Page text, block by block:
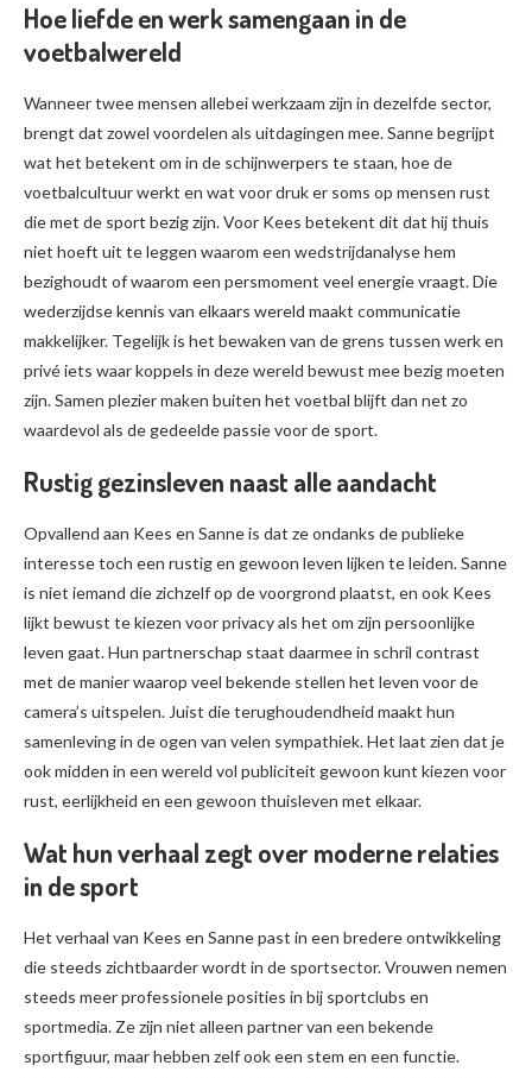
Hoe liefde en werk samengaan in de
voetbalwereld
Wanneer twee mensen allebei werkzaam zijn in dezelfde sector,
brengt dat zowel voordelen als uitdagingen mee. Sanne begrijpt
wat het betekent om in de schijnwerpers te staan, hoe de
voetbalcultuur werkt en wat voor druk er soms op mensen rust
die met de sport bezig zijn. Voor Kees betekent dit dat hij thuis
niet hoeft uit te leggen waarom een wedstrijdanalyse hem
bezighoudt of waarom een persmoment veel energie vraagt. Die
wederzijdse kennis van elkaars wereld maakt communicatie
makkelijker. Tegelijk is het bewaken van de grens tussen werk en
privé iets waar koppels in deze wereld bewust mee bezig moeten
zijn. Samen plezier maken buiten het voetbal blijft dan net zo
waardevol als de gedeelde passie voor de sport.
Rustig gezinsleven naast alle aandacht
Opvallend aan Kees en Sanne is dat ze ondanks de publieke
interesse toch een rustig en gewoon leven lijken te leiden. Sanne
is niet iemand die zichzelf op de voorgrond plaatst, en ook Kees
lijkt bewust te kiezen voor privacy als het om zijn persoonlijke
leven gaat. Hun partnerschap staat daarmee in schril contrast
met de manier waarop veel bekende stellen het leven voor de
camera’s uitspelen. Juist die terughoudendheid maakt hun
samenleving in de ogen van velen sympathiek. Het laat zien dat je
ook midden in een wereld vol publiciteit gewoon kunt kiezen voor
rust, eerlijkheid en een gewoon thuisleven met elkaar.
Wat hun verhaal zegt over moderne relaties
in de sport
Het verhaal van Kees en Sanne past in een bredere ontwikkeling
die steeds zichtbaarder wordt in de sportsector. Vrouwen nemen
steeds meer professionele posities in bij sportclubs en
sportmedia. Ze zijn niet alleen partner van een bekende
sportfiguur, maar hebben zelf ook een stem en een functie.